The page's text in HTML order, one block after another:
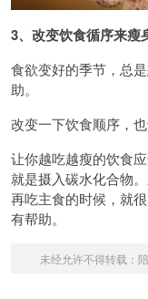
3、改变饮食循序来瘦
食欲变好的季节，总
助。
改变一下饮食顺序，
让你越吃越瘦的饮食
就是摄入碳水化合物
再吃主食的时候，就
有帮助。
未经允许不得转载：